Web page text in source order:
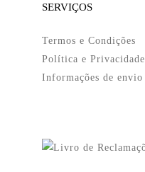
SERVIÇOS
Termos e Condições
Política e Privacidade
Informações de envio